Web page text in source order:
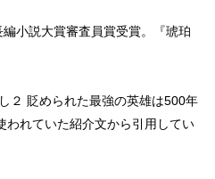
小説大賞審査員賞受賞。『琥珀
２ 貶められた最強の英雄は500年
われていた紹介文から引用してい